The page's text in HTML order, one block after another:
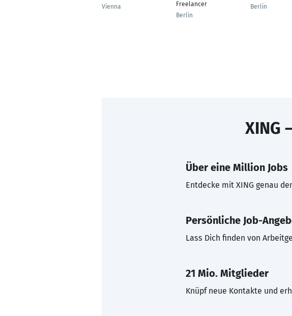
Vienna
Freelancer
Berlin
Berlin
XING
Über eine Million Jobs
Entdecke mit XING genau
Persönliche Job-
Lass Dich finden von
21 Mio. Mitglieder
Knüpf neue Kontakte und